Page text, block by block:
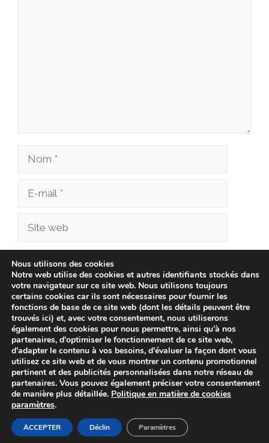
Nom
Site
Enregistrer mon nom, mon e-mail et mon site
dans le navigateur pour mon prochain
commentaire.
© 2026 cliniqueveterinairechampionnet.fr -
confidentialité
-Avis Juridique-Politique de Cookies
Nous utilisons des cookies
Notre web utilise des cookies et autres identifiants stockés dans
votre navigateur sur ce site web. Nous utilisons toujours
certains cookies car ils sont nécessaires pour fournir les
fonctions de base de ce site web (dont les détails peuvent être
trouvés ici) et, avec votre consentement, nous utiliserons
également des cookies pour nous permettre, ainsi qu'à nos
partenaires, d'optimiser le fonctionnement de ce site web,
d'adapter le contenu à vos besoins, d'évaluer la façon dont vous
utilisez ce site web et de vous montrer un contenu promotionnel
pertinent et des publicités personnalisées dans notre réseau de
partenaires. Vous pouvez également préciser votre consentement
de manière plus détaillée. Politique en matière de cookies
paramètres.
ACCEPTER Déclin Paramètres